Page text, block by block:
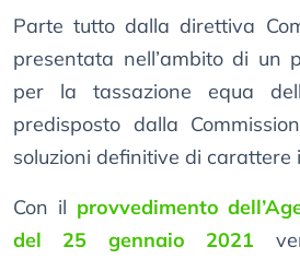
Parte tutto dalla direttiva
presentata nell’ambito di un
per la tassazione equa
predisposto dalla
soluzioni definitive di carattere
Con il provvedimento
del 25 gennaio 2021